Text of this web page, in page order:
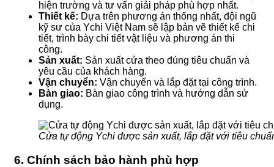
hiện trường và tư vấn giải pháp phù hợp nhất.
Thiết kế: Dựa trên phương án thống nhất, đội ngũ
kỹ sư của Ychi Việt Nam sẽ lập bản vẽ thiết kế chi
tiết, trình bày chi tiết vật liệu và phương án thi
công.
Sản xuất: Sản xuất cửa theo đúng tiêu chuẩn và
yêu cầu của khách hàng.
Vận chuyển: Vận chuyển và lắp đặt tại công trình.
Bàn giao: Bàn giao công trình và hướng dẫn sử
dụng.
Cửa tự động Ychi được sản xuất, lắp đặt với tiêu
6. Chính sách bảo hành phù hợp